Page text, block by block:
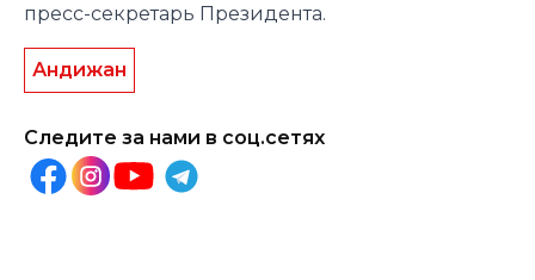
пресс-секретарь Президента.
Андижан
Следите за нами в соц.сетях